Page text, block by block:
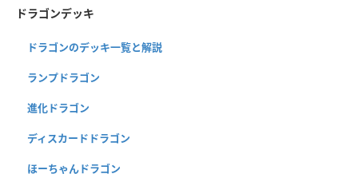
ドラゴンデッキ
ドラゴンのデッキ一覧と解説
ランプドラゴン
進化ドラゴン
ディスカードドラゴン
ほーちゃんドラゴン